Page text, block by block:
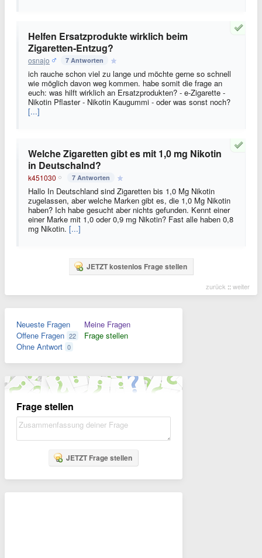
Helfen Ersatzprodukte wirklich beim
Zigaretten-Entzug?
osnajo 7 Antworten
ich rauche schon viel zu lange und möchte gerne so schnell
wie möglich davon weg kommen. habe somit die frage an
euch: was hilft wirklich an Ersatzprodukten? - e-Zigarette -
Nikotin Pflaster - Nikotin Kaugummi - oder was sonst noch?
[...]
Welche Zigaretten gibt es mit 1,0 mg Nikotin
in Deutschalnd?
k451030 7 Antworten
Hallo In Deutschland sind Zigaretten bis 1,0 Mg Nikotin
zugelassen, aber welche Marken gibt es, die 1,0 Mg Nikotin
haben? Ich habe gesucht aber nichts gefunden. Kennt einer
einer Marke mit 1,0 oder 0,9 mg Nikotin? Fast alle haben 0,8
mg Nikotin. [...]
JETZT kostenlos Frage stellen
zurück :: weiter
Neueste Fragen
Offene Fragen 22
Ohne Antwort 0
Meine Fragen
Frage stellen
Frage stellen
JETZT Frage stellen